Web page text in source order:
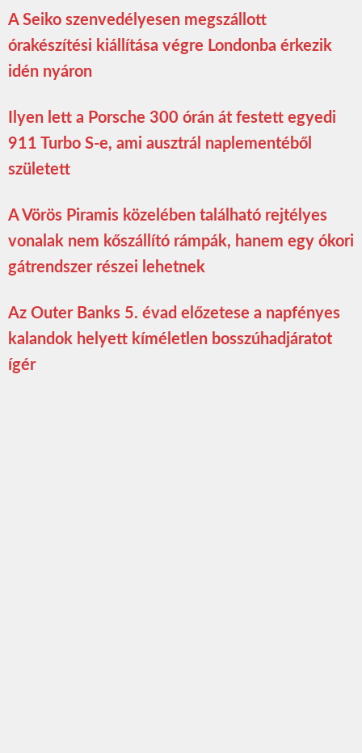
A Seiko szenvedélyesen megszállott
órakészítési kiállítása végre Londonba érkezik
idén nyáron
Ilyen lett a Porsche 300 órán át festett egyedi
911 Turbo S-e, ami ausztrál naplementéből
született
A Vörös Piramis közelében található rejtélyes
vonalak nem kőszállító rámpák, hanem egy ókori
gátrendszer részei lehetnek
Az Outer Banks 5. évad előzetese a napfényes
kalandok helyett kíméletlen bosszúhadjáratot
ígér